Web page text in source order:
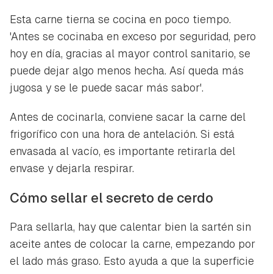
Esta carne tierna se cocina en poco tiempo.
'Antes se cocinaba en exceso por seguridad, pero
hoy en día, gracias al mayor control sanitario, se
puede dejar algo menos hecha. Así queda más
jugosa y se le puede sacar más sabor'.
Antes de cocinarla, conviene sacar la carne del
frigorífico con una hora de antelación. Si está
envasada al vacío, es importante retirarla del
envase y dejarla respirar.
Cómo sellar el secreto de cerdo
Para sellarla, hay que calentar bien la sartén sin
aceite antes de colocar la carne, empezando por
el lado más graso. Esto ayuda a que la superficie